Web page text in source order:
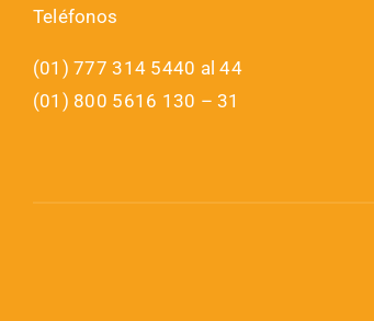
Teléfonos
(01) 777 314 5440 al 44
(01) 800 5616 130 – 31